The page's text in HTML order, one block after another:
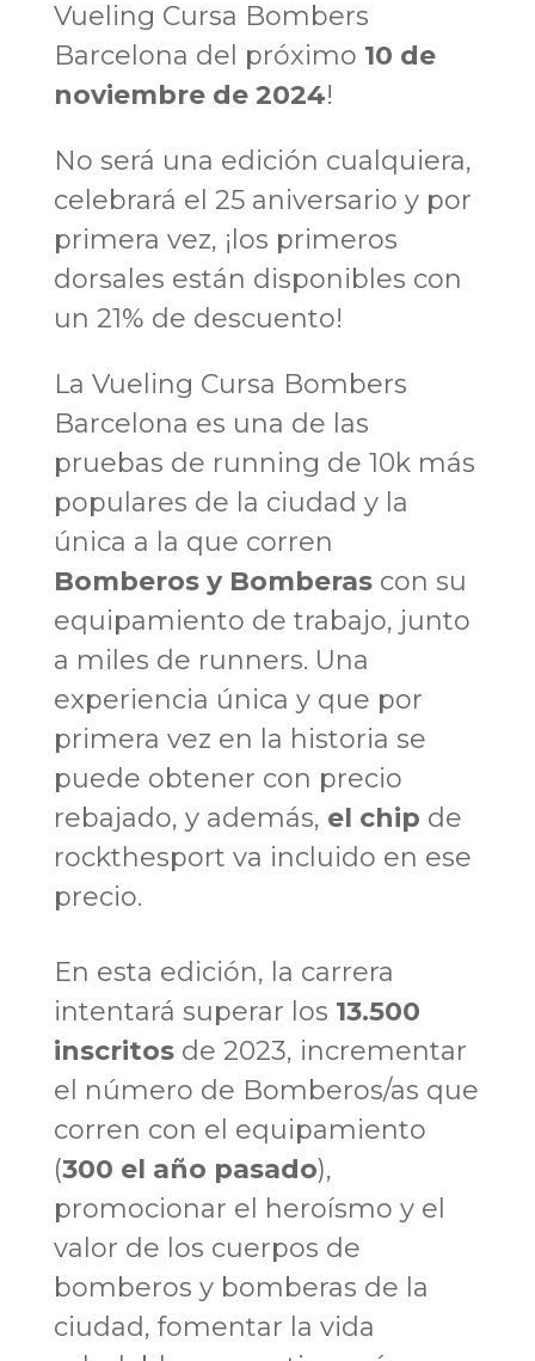
Vueling Cursa Bombers
Barcelona del próximo 10 de
noviembre de 2024!
No será una edición cualquiera,
celebrará el 25 aniversario y por
primera vez, ¡los primeros
dorsales están disponibles con
un 21% de descuento!
La Vueling Cursa Bombers
Barcelona es una de las
pruebas de running de 10k más
populares de la ciudad y la
única a la que corren
Bomberos y Bomberascon su
equipamiento de trabajo, junto
a miles de runners. Una
experiencia única y que por
primera vez en la historia se
puede obtener con precio
rebajado, y además, el chip de
rockthesport va incluido en ese
precio.
En esta edición, la carrera
intentará superar los 13.500
inscritos de 2023, incrementar
el número de Bomberos/as que
corren con el equipamiento
(300 el año pasado),
promocionar el heroísmo y el
valor de los cuerpos de
bomberos y bomberas de la
ciudad, fomentar la vida